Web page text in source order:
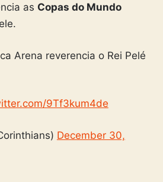
as Copas do Mundo
Arena reverencia o Rei Pelé
9Tf3kum4de
December 30,